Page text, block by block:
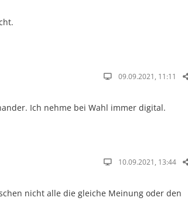
09.09.2021, 11:11
Ich nehme bei Wahl immer digital.
10.09.2021, 13:44
nicht alle die gleiche Meinung oder den